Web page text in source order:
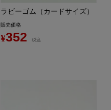
ラビーゴム（カードサイズ）
販売価格
¥352 税込